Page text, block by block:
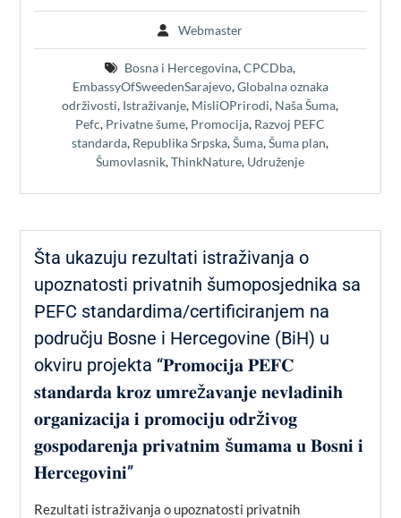
Webmaster
Bosna i Hercegovina,CPCDba,
EmbassyOfSweedenSarajevo,Globalna oznaka
održivosti, Istraživanje, MisliOPrirodi, Naša Šuma,
Pefc, Privatne šume, Promocija, Razvoj PEFC
standarda, Republika Srpska,Šuma,Šuma plan,
Šumovlasnik,ThinkNature, Udruženje
Šta ukazuju rezultati istraživanja o
upoznatosti privatnih šumoposjednika sa
PEFC standardima/certificiranjem na
području Bosne i Hercegovine (BiH) u
okviru projekta “𝐏𝐫𝐨𝐦𝐨𝐜𝐢𝐣𝐚 𝐏𝐄𝐅𝐂
𝐬𝐭𝐚𝐧𝐝𝐚𝐫𝐝𝐚 𝐤𝐫𝐨𝐳 𝐮𝐦𝐫𝐞ž𝐚𝐯𝐚𝐧𝐣𝐞 𝐧𝐞𝐯𝐥𝐚𝐝𝐢𝐧𝐢𝐡
𝐨𝐫𝐠𝐚𝐧𝐢𝐳𝐚𝐜𝐢𝐣𝐚 𝐢 𝐩𝐫𝐨𝐦𝐨𝐜𝐢𝐣𝐮 𝐨𝐝𝐫ž𝐢𝐯𝐨𝐠
𝐠𝐨𝐬𝐩𝐨𝐝𝐚𝐫𝐞𝐧𝐣𝐚 𝐩𝐫𝐢𝐯𝐚𝐭𝐧𝐢𝐦 š𝐮𝐦𝐚𝐦𝐚 𝐮 𝐁𝐨𝐬𝐧𝐢 𝐢
𝐇𝐞𝐫𝐜𝐞𝐠𝐨𝐯𝐢𝐧𝐢”
Rezultati istraživanja o upoznatosti privatnih